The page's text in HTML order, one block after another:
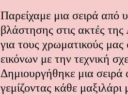
Παρείχαμε μια σειρά από
βλάστησης στις ακτές της
για τους χρωματικούς
εικόνων με την τεχνική
Δημιουργήθηκε μια σειρά
γεμίζοντας κάθε